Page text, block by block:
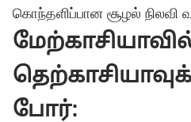
கொந்தளிப்பான சூழல் நிலவி
போர்: